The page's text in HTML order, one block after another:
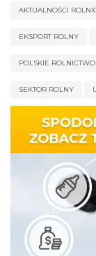
AKTUALNOŚCI
EKSPORT ROLNY
POLSKIE ROLNICTWO
SEKTOR ROLNY